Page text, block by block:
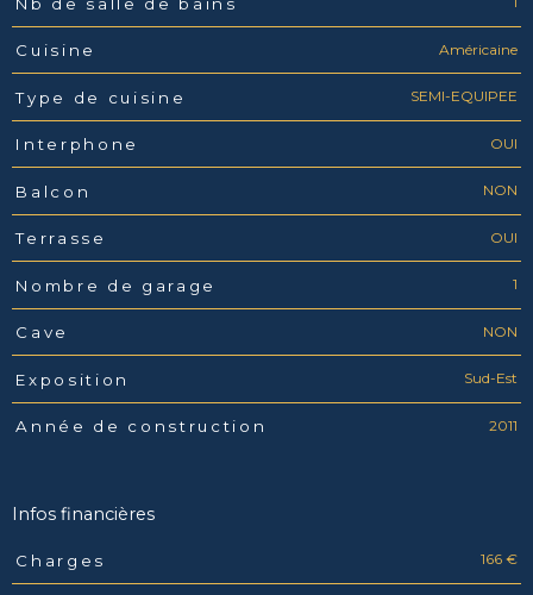
Cuisine Américaine
Type de cuisine SEMI-EQUIPEE
Interphone OUI
Balcon NON
Terrasse OUI
Nombre de garage 1
Cave NON
Exposition Sud-Est
Année de construction 2011
Infos financières
Caractéristiques
Charges 166 €